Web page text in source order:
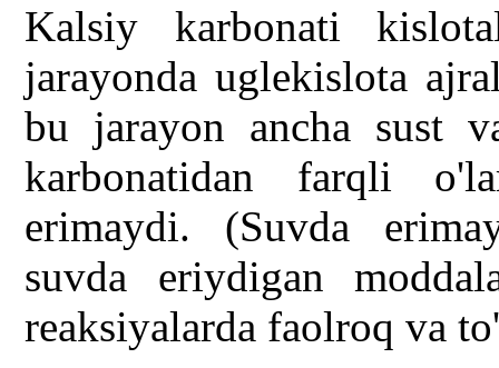
Kalsiy karbonati
jarayonda uglekislota
bu jarayon ancha sust
karbonatidan farqli
erimaydi. (Suvda
suvda eriydigan
reaksiyalarda faolroq va